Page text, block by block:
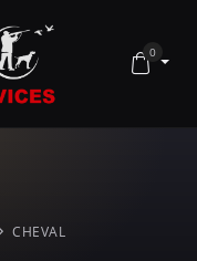
0
CHEVAL